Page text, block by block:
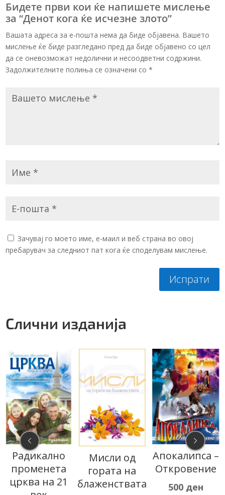
Бидете први кои ќе напишете мислење
за “Денот кога ќе исчезне злото”
Вашата адреса за е-пошта нема да биде објавена. Вашето
мислење ќе биде разгледано пред да биде објавено со цел
да се оневозможат недолични и несоодветни содржини.
Задолжителните полиња се означени со*
Зачувај го моето име, е-маил и веб страна во овој
пребарувач за следниот пат кога ќе споделувам мислење.
Испрати
Слични изданија
Мисли од
гората на
блаженствата
Апокалипса –
Откровение
500ден
Десет дена
во горната
соба